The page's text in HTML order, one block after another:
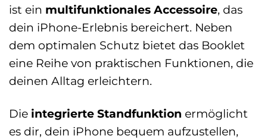
ist ein multifunktionales Accessoire, das
dein iPhone-Erlebnis bereichert. Neben
dem optimalen Schutz bietet das Booklet
eine Reihe von praktischen Funktionen, die
deinen Alltag erleichtern.
Die integrierte Standfunktion ermöglicht
es dir, dein iPhone bequem aufzustellen,